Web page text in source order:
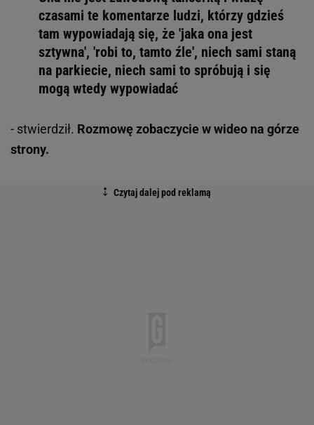
czasami te komentarze ludzi, którzy gdzieś
tam wypowiadają się, że 'jaka ona jest
sztywna', 'robi to, tamto źle', niech sami staną
na parkiecie, niech sami to spróbują i się
mogą wtedy wypowiadać
- stwierdził. Rozmowę zobaczycie w wideo na górze
strony.